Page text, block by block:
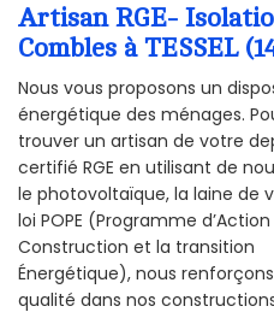
Artisan RGE-
Combles à TESSEL
Nous vous proposons un
énergétique des ménages.
trouver un artisan de votre
certifié RGE en utilisant de
le photovoltaïque, la laine de
loi POPE (Programme
Construction et la transition
Énergétique), nous
qualité dans nos